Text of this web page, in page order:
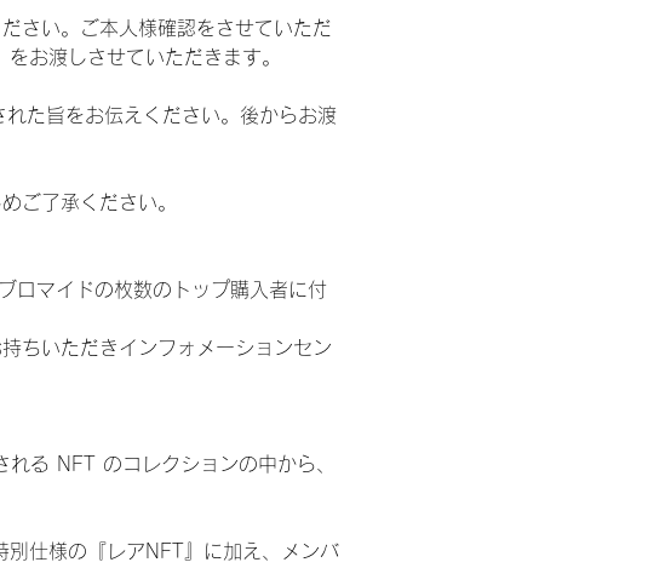
さい。ご本人様確認をさせていただ
お渡しさせていただきます。
た旨をお伝えください。後からお渡
ご了承ください。
ロマイドの枚数のトップ購入者に付
ちいただきインフォメーションセン
る NFT のコレクションの中から、
仕様の『レアNFT』に加え、メンバ